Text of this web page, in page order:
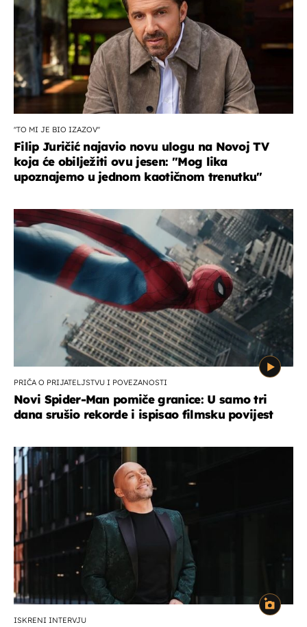
''TO MI JE BIO IZAZOV''
Filip Juričić najavio novu ulogu na Novoj TV
koja će obilježiti ovu jesen: ''Mog lika
upoznajemo u jednom kaotičnom trenutku''
PRIČA O PRIJATELJSTVU I POVEZANOSTI
Novi Spider-Man pomiče granice: U samo tri
dana srušio rekorde i ispisao filmsku povijest
ISKRENI INTERVJU